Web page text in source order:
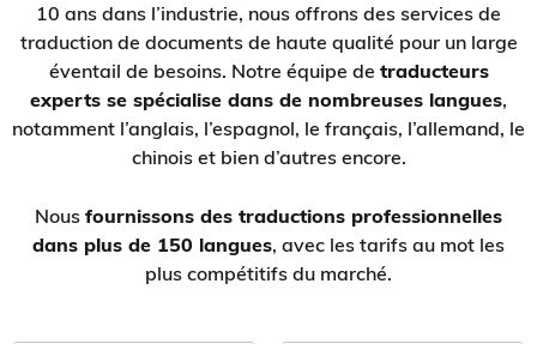
10 ans dans l’industrie, nous offrons des services de
traduction de documents de haute qualité pour un large
éventail de besoins. Notre équipe de traducteurs
experts se spécialise dans de nombreuses langues,
notamment l’anglais, l’espagnol, le français, l’allemand, le
chinois et bien d’autres encore.
Nous fournissons des traductions professionnelles
dans plus de 150 langues, avec les tarifs au mot les
plus compétitifs du marché.